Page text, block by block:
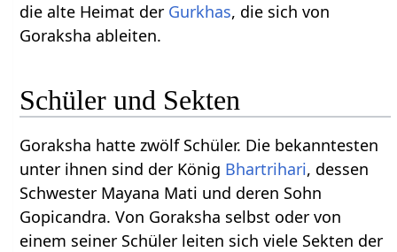
die alte Heimat der Gurkhas, die sich von
Goraksha ableiten.
Schüler und Sekten
Goraksha hatte zwölf Schüler. Die bekanntesten
unter ihnen sind der König Bhartrihari, dessen
Schwester Mayana Mati und deren Sohn
Gopicandra. Von Goraksha selbst oder von
einem seiner Schüler leiten sich viele Sekten der